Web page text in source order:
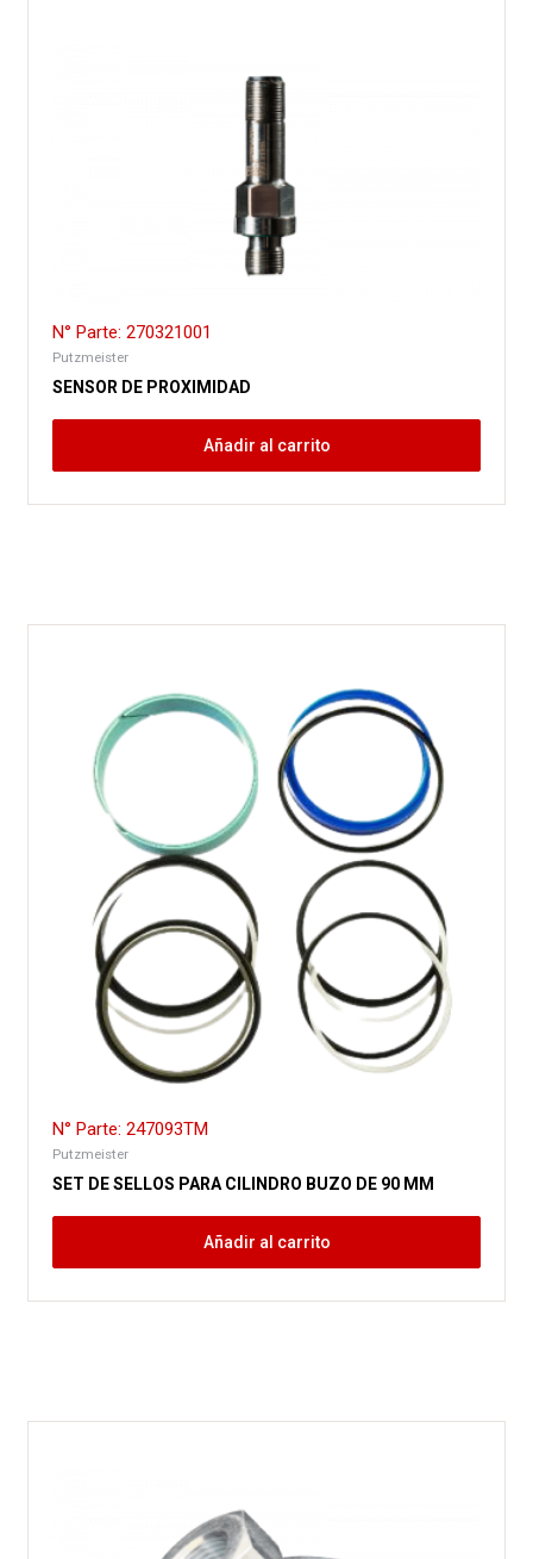
N° Parte: 270321001
Putzmeister
SENSOR DE PROXIMIDAD
Añadir al carrito
N° Parte: 247093TM
Putzmeister
SET DE SELLOS PARA CILINDRO BUZO DE 90 MM
Añadir al carrito